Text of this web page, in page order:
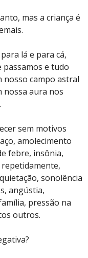
mas a criança é
lá e para cá,
e tudo
nosso campo astral
nossa aura nos
sem motivos
amolecimento
febre, insônia,
sonolência
angústia,
pressão na
outros.